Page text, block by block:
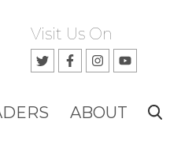
Visit Us On
ABOUT